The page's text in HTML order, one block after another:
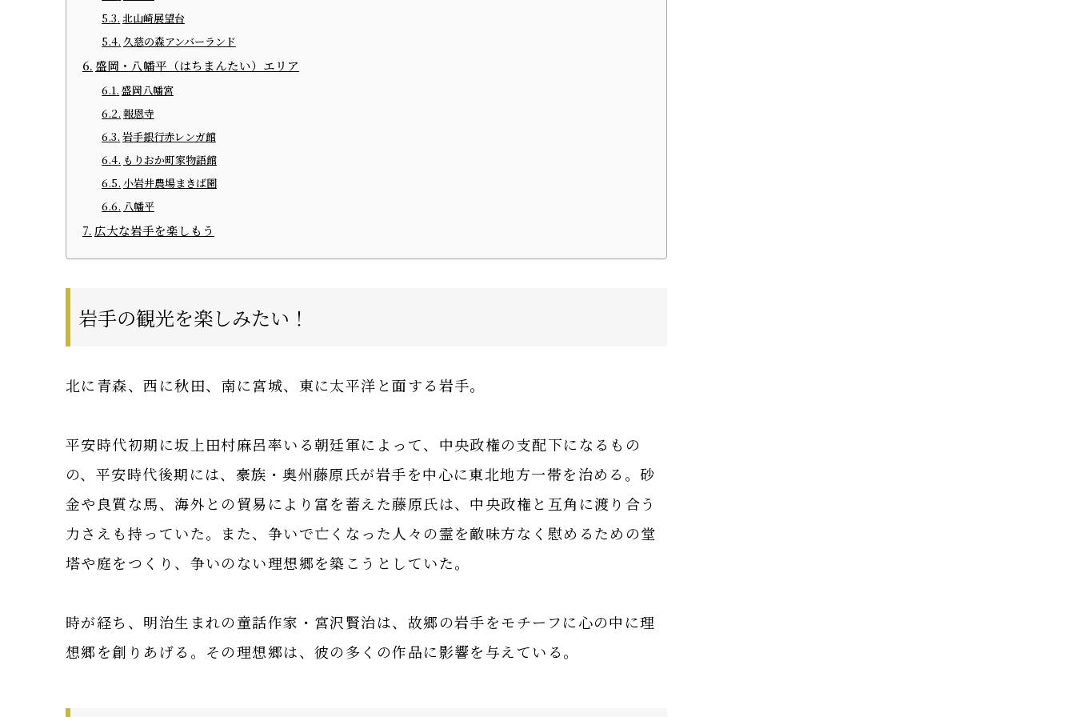
北山崎展望台
久慈の森アンバーランド
盛岡・八幡平（はちまんたい）エリア
盛岡八幡宮
報恩寺
岩手銀行赤レンガ館
もりおか町家物語館
小岩井農場まきば園
八幡平
広大な岩手を楽しもう
岩手の観光を楽しみたい！
北に青森、西に秋田、南に宮城、東に太平洋と面する岩手。
平安時代初期に坂上田村麻呂率いる朝廷軍によって、中央政権の支配下になるもの
の、平安時代後期には、豪族・奥州藤原氏が岩手を中心に東北地方一帯を治める。砂
金や良質な馬、海外との貿易により富を蓄えた藤原氏は、中央政権と互角に渡り合う
力さえも持っていた。また、争いで亡くなった人々の霊を敵味方なく慰めるための堂
塔や庭をつくり、争いのない理想郷を築こうとしていた。
時が経ち、明治生まれの童話作家・宮沢賢治は、故郷の岩手をモチーフに心の中に理
想郷を創りあげる。その理想郷は、彼の多くの作品に影響を与えている。